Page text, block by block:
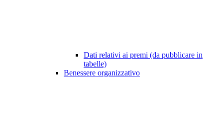
Dati relativi ai premi (da pubblicare in
tabelle)
Benessere organizzativo